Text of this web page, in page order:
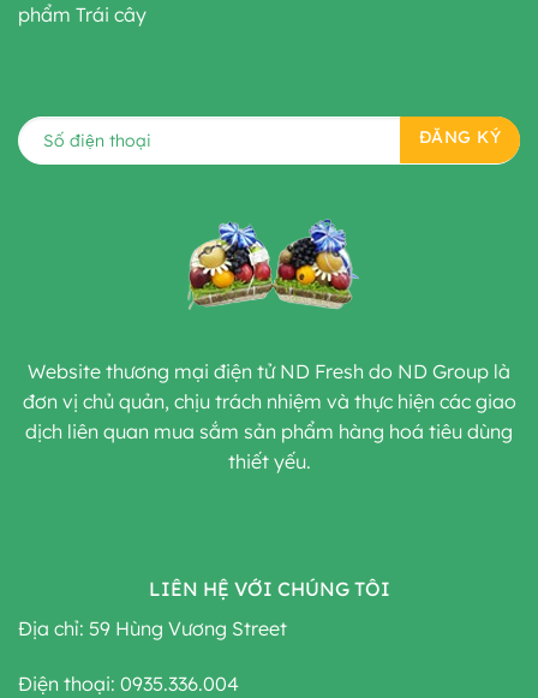
phẩm Trái cây
Website thương mại điện tử ND Fresh do ND Group là
đơn vị chủ quản, chịu trách nhiệm và thực hiện các giao
dịch liên quan mua sắm sản phẩm hàng hoá tiêu dùng
thiết yếu.
LIÊN HỆ VỚI CHÚNG TÔI
Địa chỉ: 59 Hùng Vương Street
Điện thoại: 0935.336.004